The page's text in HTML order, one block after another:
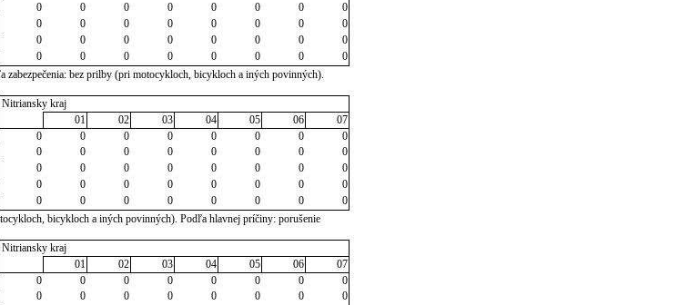
0 0 0 0 0 0 0
0
0 0 0 0 0 0 0
0
0 0 0 0 0 0 0
0
0 0 0 0 0 0 0
0
bez prilby (pri motocykloch, bicykloch a iných povinných).
Nitriansky kraj
01
02 03 04 05 06
07
0 0 0 0 0 0 0
0
0 0 0 0 0 0 0
0
0 0 0 0 0 0 0
0
0 0 0 0 0 0 0
0
0 0 0 0 0 0 0
0
bicykloch a iných povinných). Podľa hlavnej príčiny: porušenie
Nitriansky kraj
01
02 03 04 05 06
07
0 0 0 0 0 0 0
0
0 0 0 0 0 0 0
0